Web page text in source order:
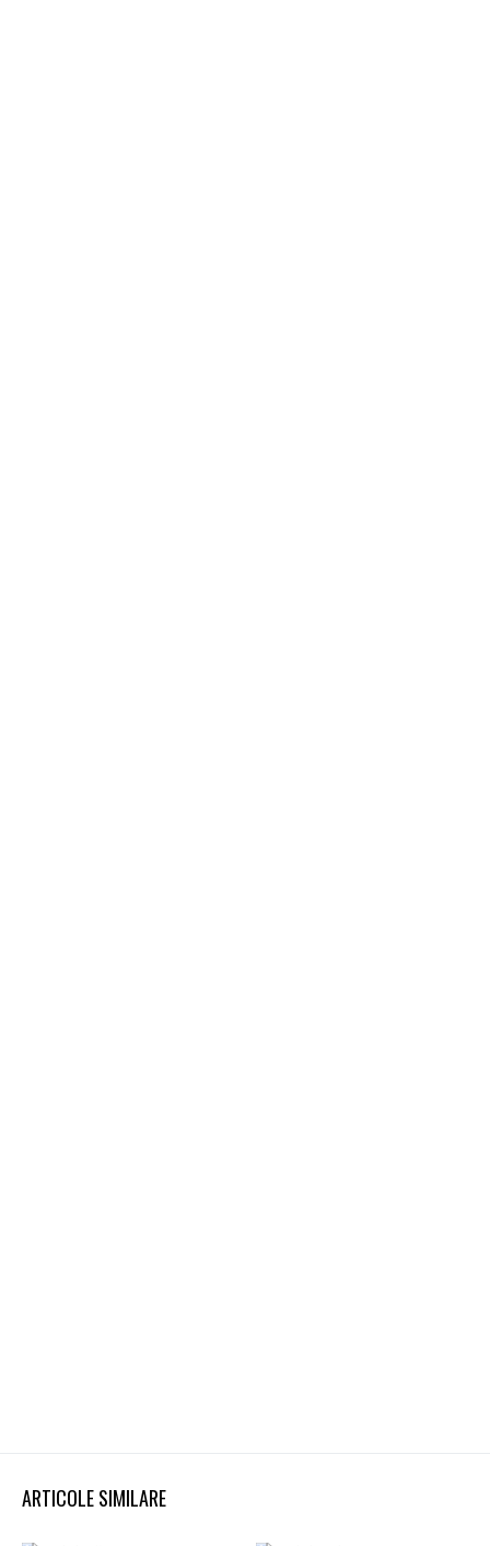
ARTICOLE SIMILARE